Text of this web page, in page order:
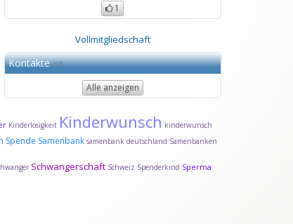
1
Vollmitgliedschaft
Kontakte(57)
Alle anzeigen
Kinderlosigkeit Kinderwunsch kinderwunsch
Spende Samenbank samenbank deutschland Samenbanken
Schwangerschaft Schweiz Spenderkind Sperma